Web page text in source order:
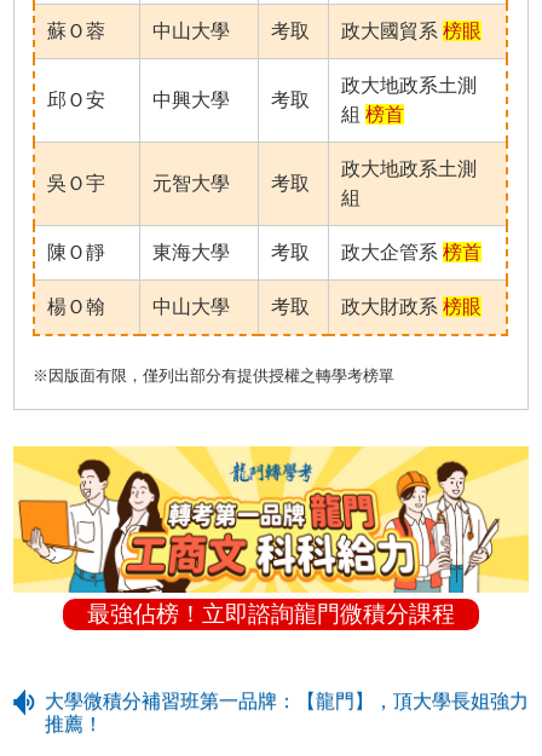
蘇Ｏ蓉 中山大學 考取 政大國貿系榜眼
邱Ｏ安 中興大學 考取
政大地政系土測
組榜首
吳Ｏ宇 元智大學 考取
政大地政系土測
組
陳Ｏ靜 東海大學 考取 政大企管系榜首
楊Ｏ翰 中山大學 考取 政大財政系榜眼
※因版面有限，僅列出部分有提供授權之轉學考榜單
最強佔榜！立即諮詢龍門微積分課程
大學微積分補習班第一品牌：【龍門】，頂大學長姐強力
推薦！